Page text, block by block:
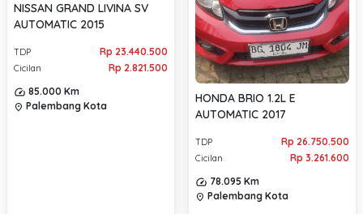
NISSAN GRAND LIVINA SV
AUTOMATIC 2015
TDP Rp 23.440.500
Cicilan
Rp 2.821.500
85.000 Km
location_on Palembang Kota
HONDA BRIO 1.2L E
AUTOMATIC 2017
TDP Rp 26.750.500
Cicilan
Rp 3.261.600
78.095 Km
location_on Palembang Kota